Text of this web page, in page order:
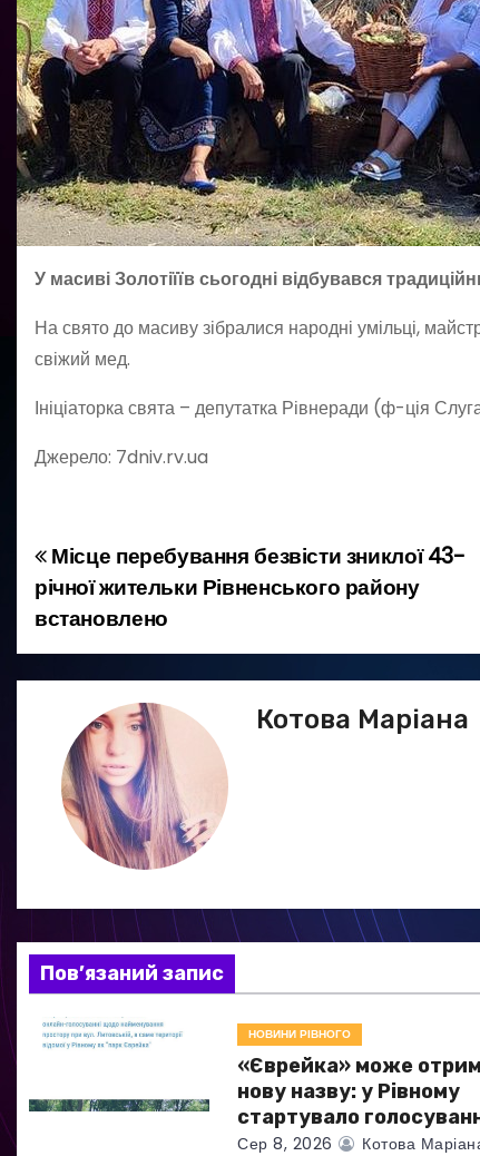
У масиві Золотіїїв сьогодні відбувався
На свято до масиву зібралися народні умільці,
свіжий мед.
Ініціаторка свята – депутатка Рівнеради (ф-ція
Джерело: 7dniv.rv.ua
Н
а
в
я
з
а
и
Місце перебування безвісти зниклої 43-
річної жительки Рівненського району
встановлено
Котова Маріана
Пов’язаний запис
НОВИНИ РІВНОГО
«Єврейка» може
нову назву: у Рівному
стартувало
Сер 8, 2026 Котова